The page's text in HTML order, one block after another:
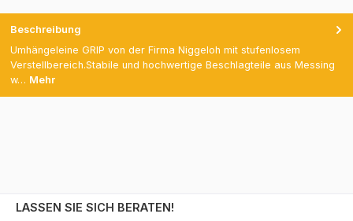
Beschreibung
Umhängeleine GRIP von der Firma Niggeloh mit stufenlosem
Verstellbereich.Stabile und hochwertige Beschlagteile aus Messing
w… Mehr
LASSEN SIE SICH BERATEN!